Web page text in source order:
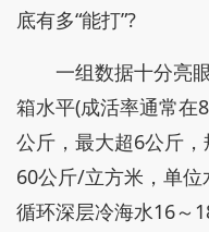
底有多“能打”?
一组数据十分亮
箱水平(成活率通常在
公斤，最大超6公斤
60公斤/立方米，单
循环深层冷海水16～